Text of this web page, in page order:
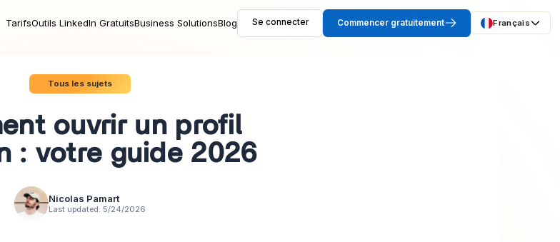
TarifsOutils LinkedIn GratuitsBusiness SolutionsBlog Se connecter Commencer gratuitement Français
Tous les sujets
ouvrir un profil
: votre guide 2026
Nicolas Pamart
Last updated: 5/24/2026